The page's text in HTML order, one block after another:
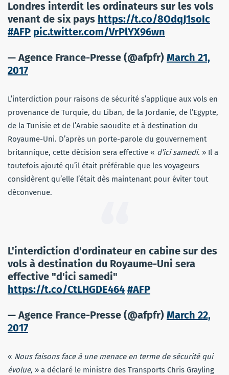
Londres interdit les ordinateurs sur les vols
venant de six pays https://t.co/8OdqJ1soIc
#AFP pic.twitter.com/VrPlYX96wn
— Agence France-Presse (@afpfr) March 21,
2017
L’interdiction pour raisons de sécurité s’applique aux vols en
provenance de Turquie, du Liban, de la Jordanie, de l’Egypte,
de la Tunisie et de l’Arabie saoudite et à destination du
Royaume-Uni. D’après un porte-parole du gouvernement
britannique, cette décision sera effective « d’ici samedi. » Il a
toutefois ajouté qu’il était préférable que les voyageurs
considèrent qu’elle l’était dès maintenant pour éviter tout
déconvenue.
L'interdiction d'ordinateur en cabine sur des
vols à destination du Royaume-Uni sera
effective "d'ici samedi"
https://t.co/CtLHGDE464 #AFP
— Agence France-Presse (@afpfr) March 22,
2017
« Nous faisons face à une menace en terme de sécurité qui
évolue, » a déclaré le ministre des Transports Chris Grayling